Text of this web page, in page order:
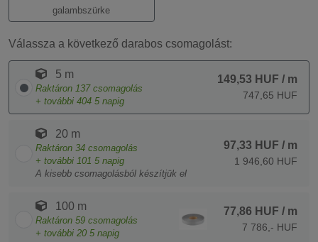
galambszürke
Válassza a következő darabos csomagolást:
5 m
Raktáron 137 csomagolás
+ további 404 5 napig
149,53 HUF / m
747,65 HUF
20 m
Raktáron 34 csomagolás
+ további 101 5 napig
A kisebb csomagolásból készítjük el
97,33 HUF / m
1 946,60 HUF
100 m
Raktáron 59 csomagolás
+ további 20 5 napig
77,86 HUF / m
7 786,- HUF